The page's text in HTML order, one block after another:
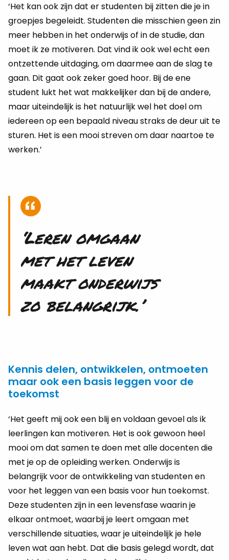
‘Het kan ook zijn dat er studenten bij zitten die je in
groepjes begeleidt. Studenten die misschien geen zin
meer hebben in het onderwijs of in de studie, dan
moet ik ze motiveren. Dat vind ik ook wel echt een
ontzettende uitdaging, om daarmee aan de slag te
gaan. Dit gaat ook zeker goed hoor. Bij de ene
student lukt het wat makkelijker dan bij de andere,
maar uiteindelijk is het natuurlijk wel het doel om
iedereen op een bepaald niveau straks de deur uit te
sturen. Het is een mooi streven om daar naartoe te
werken.’
‘Leren omgaan
met het leven
maakt onderwijs
zo belangrijk.’
Kennis delen, ontwikkelen, ontmoeten
maar ook een basis leggen voor de
toekomst
‘Het geeft mij ook een blij en voldaan gevoel als ik
leerlingen kan motiveren. Het is ook gewoon heel
mooi om dat samen te doen met alle docenten die
met je op de opleiding werken. Onderwijs is
belangrijk voor de ontwikkeling van studenten en
voor het leggen van een basis voor hun toekomst.
Deze studenten zijn in een levensfase waarin je
elkaar ontmoet, waarbij je leert omgaan met
verschillende situaties, waar je uiteindelijk je hele
leven wat aan hebt. Dat die basis gelegd wordt, dat